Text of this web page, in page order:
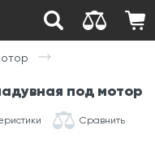
под мотор
Сравнить